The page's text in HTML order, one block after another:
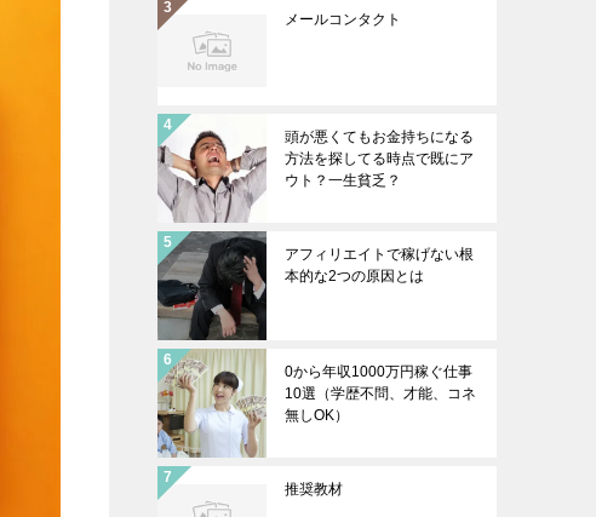
メールコンタクト
頭が悪くてもお金持ちになる
方法を探してる時点で既にア
ウト？一生貧乏？
アフィリエイトで稼げない根
本的な2つの原因とは
0から年収1000万円稼ぐ仕事
10選（学歴不問、才能、コネ
無しOK）
推奨教材